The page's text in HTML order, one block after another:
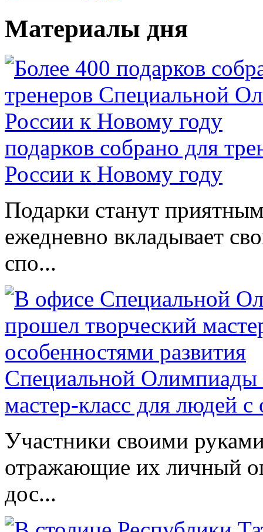
Материалы дня
подарков собрано для
России к Новому году
Подарки станут
ежедневно вкладывает
спо...
Специальной Олимпиады
мастер-класс для людей
Участники своими
отражающие их личный
дос...